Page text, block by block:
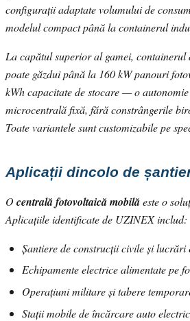
configurații adaptate volumului de
modelul compact până la containerul
La capătul superior al gamei, containerul
poate găzdui până la 160 kW panouri
kWh capacitate de stocare — o
microcentrală fixă, fără constrângerile
Toate variantele sunt customizabile pe
Aplicații dincolo de
Ocentrală fotovoltaică mobilăeste o
Aplicațiile identificate de UZINEX includ:
Șantiere de construcții civile și lucrări
Echipamente electrice alimentate pe
Operațiuni militare și tabere
Stații mobile de încărcare auto electric